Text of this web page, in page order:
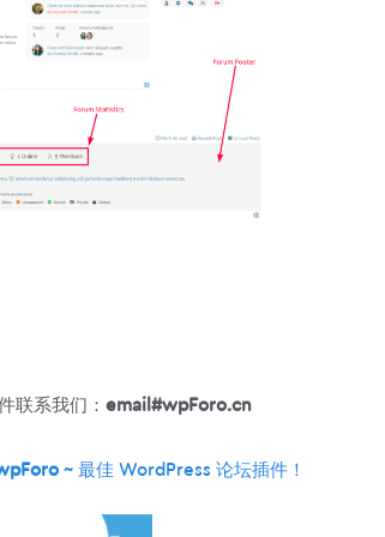
联系我们：email#wpForo.cn
~ 最佳 WordPress 论坛插件！